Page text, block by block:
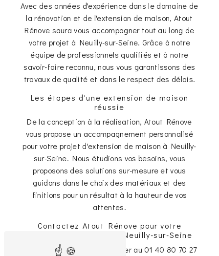
Avec des années d'expérience dans le domaine de
la rénovation et de l'extension de maison, Atout
Rénove saura vous accompagner tout au long de
votre projet à Neuilly-sur-Seine. Grâce à notre
équipe de professionnels qualifiés et à notre
savoir-faire reconnu, nous vous garantissons des
travaux de qualité et dans le respect des délais.
Les étapes d'une extension de maison
réussie
De la conception à la réalisation, Atout Rénove
vous propose un accompagnement personnalisé
pour votre projet d'extension de maison à Neuilly-
sur-Seine. Nous étudions vos besoins, vous
proposons des solutions sur-mesure et vous
guidons dans le choix des matériaux et des
finitions pour un résultat à la hauteur de vos
attentes.
Contactez Atout Rénove pour votre
extension de maison à Neuilly-sur-Seine
N'hésitez pas à nous contacter au 01 40 80 70 27